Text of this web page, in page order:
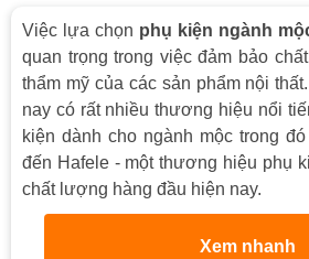
Việc lựa chọn phụ kiện ngành
quan trọng trong việc đảm bảo
thẩm mỹ của các sản phẩm nội
nay có rất nhiều thương hiệu nổi
kiện dành cho ngành mộc trong
đến Hafele - một thương hiệu phụ
chất lượng hàng đầu hiện nay.
Xem nhanh